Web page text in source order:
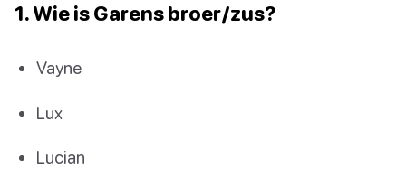
1. Wie is Garens broer/zus?
Vayne
Lux
Lucian